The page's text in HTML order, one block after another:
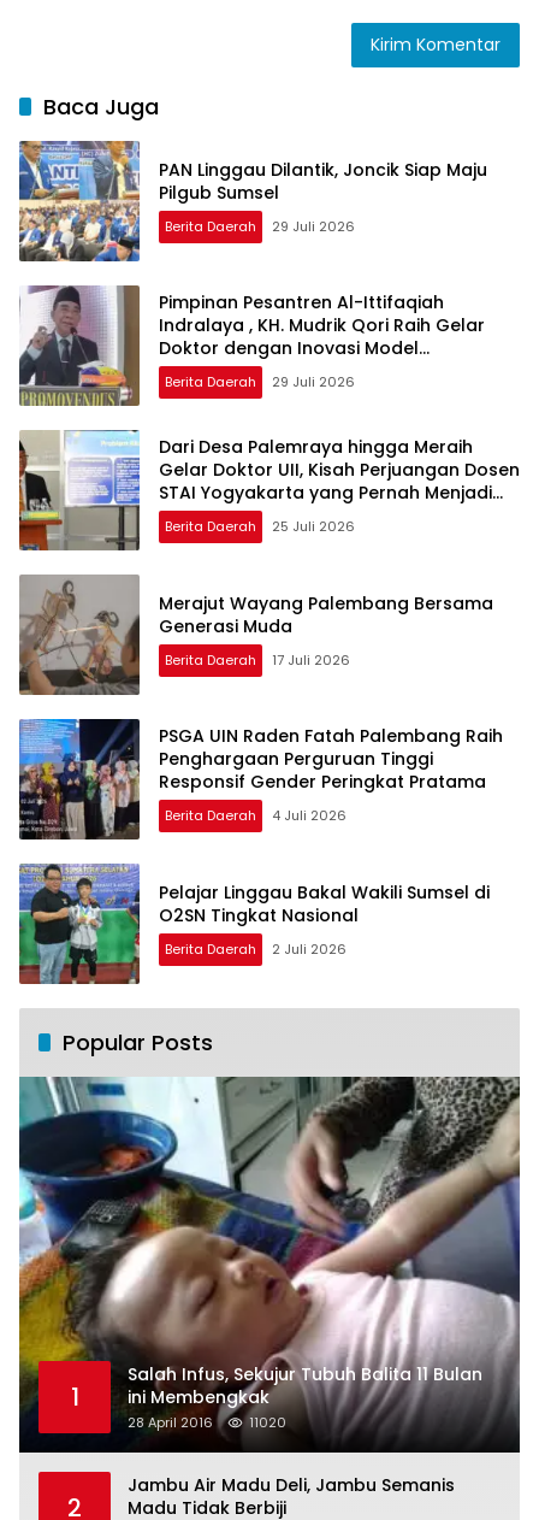
Baca Juga
PAN Linggau Dilantik, Joncik Siap Maju
Pilgub Sumsel
Berita Daerah 29 Juli 2026
Pimpinan Pesantren Al-Ittifaqiah
Indralaya , KH. Mudrik Qori Raih Gelar
Doktor dengan Inovasi Model
Pembelajaran Nagham Al-Qur’an di UMM
Berita Daerah 29 Juli 2026
Dari Desa Palemraya hingga Meraih
Gelar Doktor UII, Kisah Perjuangan Dosen
STAI Yogyakarta yang Pernah Menjadi
Driver Taksi Online
Berita Daerah 25 Juli 2026
Merajut Wayang Palembang Bersama
Generasi Muda
Berita Daerah 17 Juli 2026
PSGA UIN Raden Fatah Palembang Raih
Penghargaan Perguruan Tinggi
Responsif Gender Peringkat Pratama
Berita Daerah 4 Juli 2026
Pelajar Linggau Bakal Wakili Sumsel di
O2SN Tingkat Nasional
Berita Daerah 2 Juli 2026
Popular Posts
1
Salah Infus, Sekujur Tubuh Balita 11 Bulan
ini Membengkak
28 April 2016 11020
2
Jambu Air Madu Deli, Jambu Semanis
Madu Tidak Berbiji